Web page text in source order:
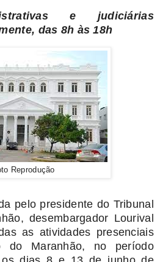
e judiciárias
das 8h às 18h
Reprodução
pelo presidente do Tribunal
desembargador Lourival
as atividades presenciais
do Maranhão, no período